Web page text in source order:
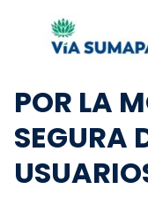
POR LA
SEGURA